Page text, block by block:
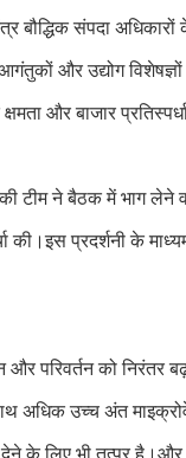
बौद्धिक संपदा
और उद्योग
और बाजार
टीम ने बैठक में भाग लेने
की।इस प्रदर्शनी के
और परिवर्तन को
अधिक उच्च अंत
के लिए भी तत्पर है।और